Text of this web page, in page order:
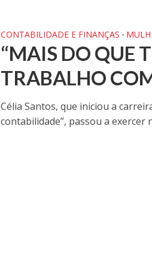
CONTABILIDADE E FINANÇAS •
“MAIS DO QUE
TRABALHO
Célia Santos, que iniciou a
contabilidade”, passou a exercer